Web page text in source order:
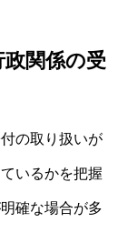
関係の受
の取り扱いが
いるかを把握
確な場合が多